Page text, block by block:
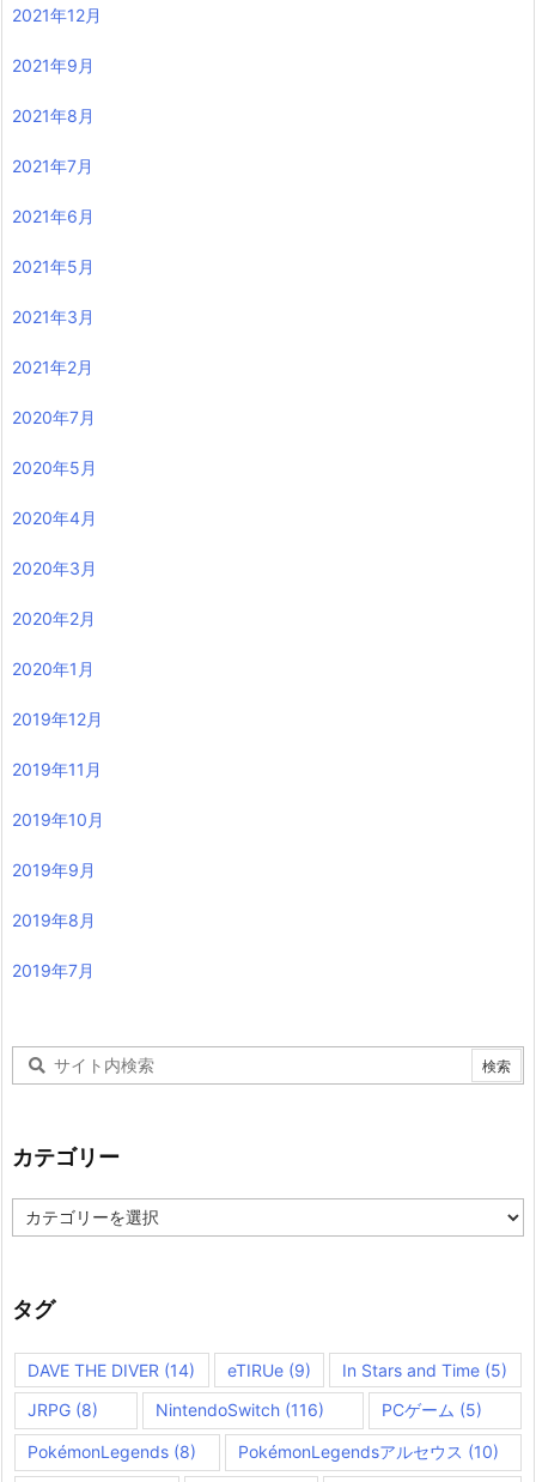
2021年12月
2021年9月
2021年8月
2021年7月
2021年6月
2021年5月
2021年3月
2021年2月
2020年7月
2020年5月
2020年4月
2020年3月
2020年2月
2020年1月
2019年12月
2019年11月
2019年10月
2019年9月
2019年8月
2019年7月
カテゴリー
テ
ー
タグ
DAVE THE DIVER (14) eTIRUe(9) In Stars and Time (5)
JRPG (8) NintendoSwitch (116) PCゲーム (5)
PokémonLegends (8) PokémonLegendsアルセウス (10)